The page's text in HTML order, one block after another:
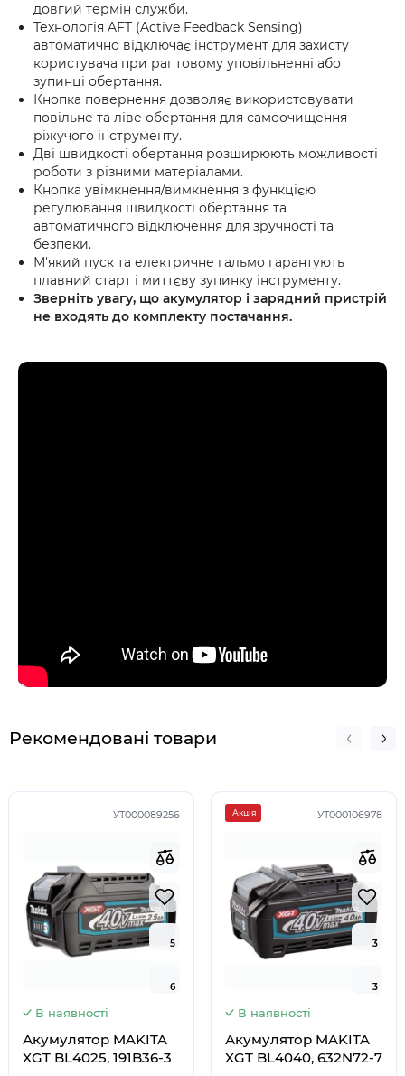
довгий термін служби.
Технологія AFT (Active Feedback Sensing)
автоматично відключає інструмент для захисту
користувача при раптовому уповільненні або
зупинці обертання.
Кнопка повернення дозволяє використовувати
повільне та ліве обертання для самоочищення
ріжучого інструменту.
Дві швидкості обертання розширюють можливості
роботи з різними матеріалами.
Кнопка увімкнення/вимкнення з функцією
регулювання швидкості обертання та
автоматичного відключення для зручності та
безпеки.
М'який пуск та електричне гальмо гарантують
плавний старт і миттєву зупинку інструменту.
Зверніть увагу, що акумулятор і зарядний пристрій
не входять до комплекту постачання.
Рекомендовані товари
УТ000089256
5
6
5
6
В наявності
Акумулятор MAKITA
XGT BL4025, 191B36-3
УТ000106978
Акція
3
3
3
3
В наявності
Акумулятор MAKITA
XGT BL4040, 632N72-7